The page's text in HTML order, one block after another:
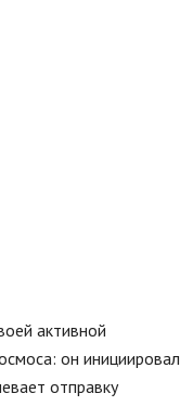
активной
он инициировал
отправку